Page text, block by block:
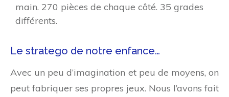
main. 270 pièces de chaque côté. 35 grades
différents.
Le stratego de notre enfance…
Avec un peu d’imagination et peu de moyens, on
peut fabriquer ses propres jeux. Nous l’avons fait